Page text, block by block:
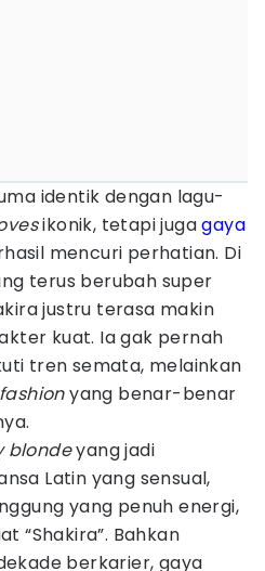
identik dengan lagu-
ikonik, tetapi jugagaya
mencuri perhatian. Di
terus berubah super
justru terasa makin
kuat. Ia gak pernah
tren semata, melainkan
fashionyang benar-benar
blondeyang jadi
Latin yang sensual,
yang penuh energi,
“Shakira”. Bahkan
berkarier, gaya